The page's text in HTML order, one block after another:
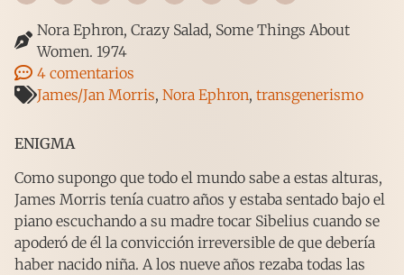
Nora Ephron, Crazy Salad, Some Things About
Women. 1974
4 comentarios
James/Jan Morris, Nora Ephron, transgenerismo
ENIGMA
Como supongo que todo el mundo sabe a estas alturas,
James Morris tenía cuatro años y estaba sentado bajo el
piano escuchando a su madre tocar Sibelius cuando se
apoderó de él la convicción irreversible de que debería
haber nacido niña. A los nueve años rezaba todas las